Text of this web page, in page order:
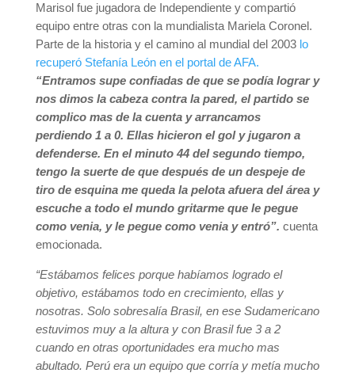
Marisol fue jugadora de Independiente y compartió
equipo entre otras con la mundialista Mariela Coronel.
Parte de la historia y el camino al mundial del 2003 lo
recuperó Stefanía León en el portal de AFA.
“Entramos supe confiadas de que se podía lograr y
nos dimos la cabeza contra la pared, el partido se
complico mas de la cuenta y arrancamos
perdiendo 1 a 0. Ellas hicieron el gol y jugaron a
defenderse. En el minuto 44 del segundo tiempo,
tengo la suerte de que después de un despeje de
tiro de esquina me queda la pelota afuera del área y
escuche a todo el mundo gritarme que le pegue
como venia, y le pegue como venia y entró”. cuenta
emocionada.
“Estábamos felices porque habíamos logrado el
objetivo, estábamos todo en crecimiento, ellas y
nosotras. Solo sobresalía Brasil, en ese Sudamericano
estuvimos muy a la altura y con Brasil fue 3 a 2
cuando en otras oportunidades era mucho mas
abultado. Perú era un equipo que corría y metía mucho